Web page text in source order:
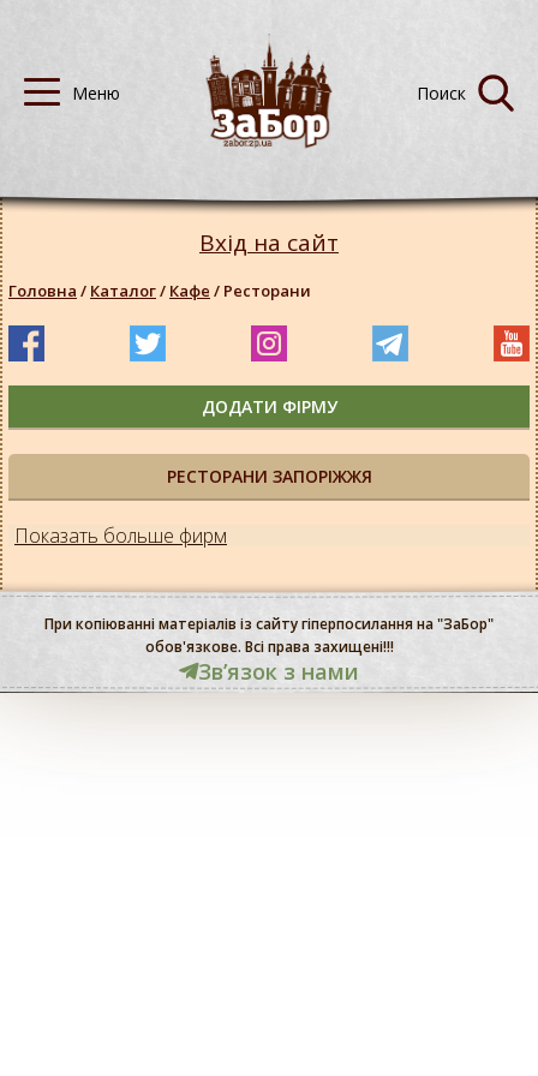
РЕСТОРАНИ ЗАПОРІЖЖЯ
Показать больше фирм
Вхід на сайт
Головна / Каталог/ Кафе / Ресторани
ДОДАТИ ФІРМУ
При копіюванні матеріалів із сайту гіперпосилання на "ЗаБор"
обов'язкове. Всі права захищені!!!
Звʼязок з нами